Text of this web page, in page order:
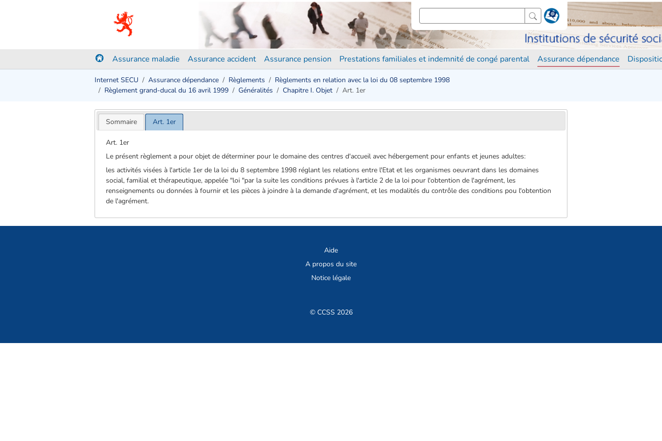
Assurance maladie Assurance accident Assurance pension Prestations familiales et indemnité de congé parental Assurance dépendance
Internet SECU Assurance dépendance Règlements
Règlements en relation avec la loi du 08 septembre 1998
Règlement grand-ducal du 16 avril 1999
Généralités Chapitre I. Objet Art. 1er
Sommaire Art. 1er
Art. 1er
Le présent règlement a pour objet de déterminer pour le domaine des centres d'accueil avec hébergement pour enfants et jeunes adultes:
les activités visées à l'article 1er de la loi du 8 septembre 1998 réglant les relations entre l'Etat et les organismes oeuvrant dans les domaines
social, familial et thérapeutique, appelée "loi "par la suite les conditions prévues à l'article 2 de la loi pour l'obtention de l'agrément, les
renseignements ou données à fournir et les pièces à joindre à la demande d'agrément, et les modalités du contrôle des conditions pou l'obtention
de l'agrément.
Aide
A propos du site
Notice légale
© CCSS 2026